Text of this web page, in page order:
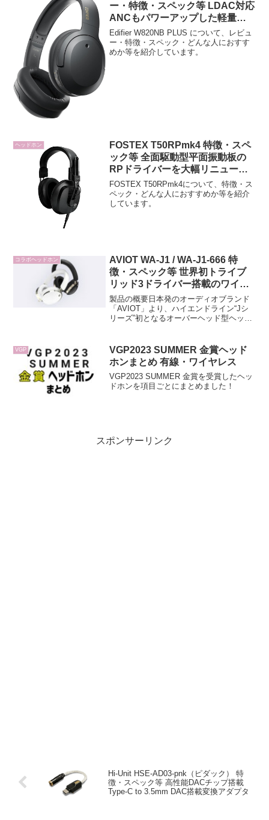
ー・特徴・スペック等 LDAC対応
ANCもパワーアップした軽量ワ
イヤレスヘッドホン
Edifier W820NB PLUS について、レビュ
ー・特徴・スペック・どんな人におすす
めか等を紹介しています。
ヘッドホン
FOSTEX T50RPmk4 特徴・スペ
ック等 全面駆動型平面振動板の
RPドライバーを大幅リニューア
ルして搭載
FOSTEX T50RPmk4について、特徴・ス
ペック・どんな人におすすめか等を紹介
しています。
コラボヘッドホン
AVIOT WA-J1 / WA-J1-666 特
徴・スペック等 世界初トライブ
リッド3ドライバー搭載のワイヤ
レスヘッドホン革新モデルと
HYDE氏完全監修のコラボモデル
が登場
製品の概要日本発のオーディオブランド
「AVIOT」より、ハイエンドライン“Jシ
リーズ”初となるオーバーヘッド型ヘッド
「WA-J1-666」が登場。2025年5月29...
VGP
VGP2023 SUMMER 金賞ヘッド
ホンまとめ 有線・ワイヤレス
VGP2023 SUMMER 金賞を受賞したヘッ
ドホンを項目ごとにまとめました！
スポンサーリンク
Hi-Unit HSE-AD03-pnk（ピダック） 特
徴・スペック等 高性能DACチップ搭載
Type-C to 3.5mm DAC搭載変換アダプタ